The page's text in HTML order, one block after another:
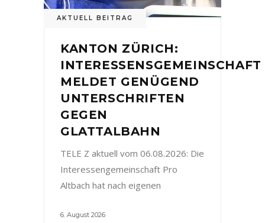
AKTUELL BEITRAG
KANTON ZÜRICH:
INTERESSENSGEMEINSCHAFT
MELDET GENÜGEND
UNTERSCHRIFTEN
GEGEN
GLATTALBAHN
TELE Z aktuell vom 06.08.2026: Die
Interessengemeinschaft Pro
Altbach hat nach eigenen
6. August 2026